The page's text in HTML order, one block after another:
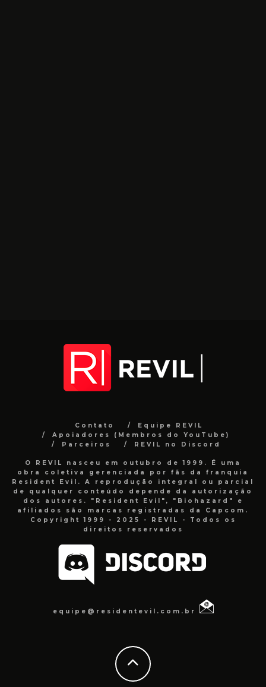
Contato
Equipe REVIL
Apoiadores (Membros do YouTube)
Parceiros
REVIL no Discord
O REVIL nasceu em outubro de 1999. É uma
obra coletiva gerenciada por fãs da franquia
Resident Evil. A reprodução integral ou parcial
de qualquer conteúdo depende da autorização
dos autores. "Resident Evil", "Biohazard" e
afiliados são marcas registradas da Capcom.
Copyright 1999 - 2025 - REVIL - Todos os
direitos reservados
equipe@residentevil.com.br